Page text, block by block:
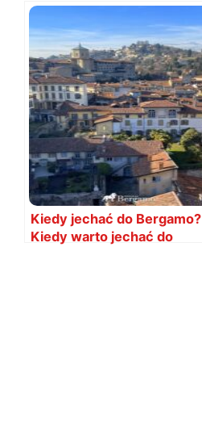
cena
Kiedy jechać do Bergamo?
Kiedy warto jechać do